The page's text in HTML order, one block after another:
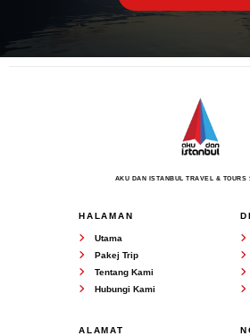
AKU DAN ISTANBUL TRAVEL & TOURS
HALAMAN
Utama
Pakej Trip
Tentang Kami
Hubungi Kami
ALAMAT